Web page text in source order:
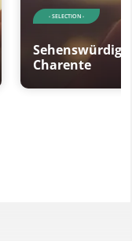
- SELECTION -
Charente